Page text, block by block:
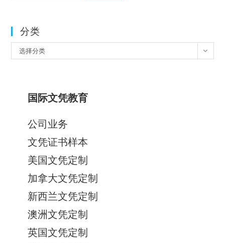
分类
类
选择分类
国际文凭教育
公司业务
文凭证书样本
美国文凭定制
加拿大文凭定制
新西兰文凭定制
澳洲文凭定制
英国文凭定制